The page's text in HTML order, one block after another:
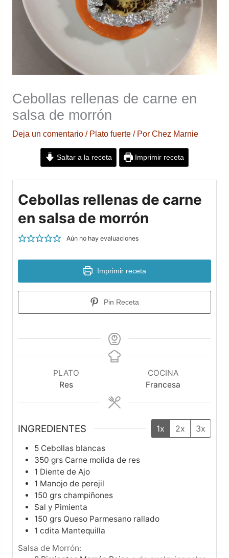
Cebollas rellenas de carne en
salsa de morrón
Deja un comentario / Plato fuerte/ Por Chez Marnie
Saltar a la receta Imprimir receta
Cebollas rellenas de carne
en salsa de morrón
Aún no hay evaluaciones
Imprimir receta
Pin Receta
PLATO
Res
COCINA
Francesa
INGREDIENTES 1x 2x 3x
5 Cebollas blancas
350 grs Carne molida de res
1 Diente de Ajo
1 Manojo de perejil
150 grs champiñones
Sal y Pimienta
150 grs Queso Parmesano rallado
1 cdita Mantequilla
Salsa de Morrón: